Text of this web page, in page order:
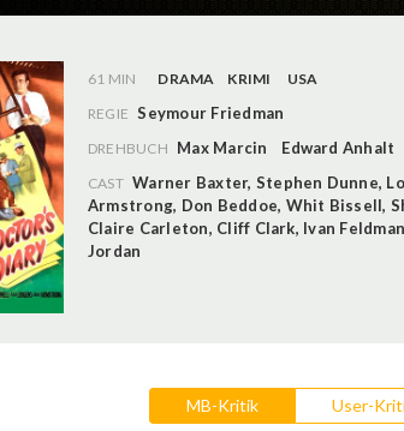
61 MIN DRAMA KRIMI
USA
REGIE Seymour Friedman
DREHBUCH Max Marcin Edward Anhalt
CAST Warner Baxter, Stephen Dunne,
Armstrong, Don Beddoe, Whit Bissell,
Claire Carleton, Cliff Clark, Ivan
Jordan
MB-Kritik User-